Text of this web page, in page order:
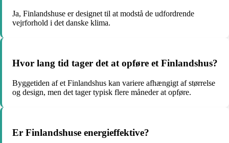
Ja, Finlandshuse er designet til at modstå de udfordrende
vejrforhold i det danske klima.
Hvor lang tid tager det at opføre et Finlandshus?
Byggetiden af et Finlandshus kan variere afhængigt af størrelse
og design, men det tager typisk flere måneder at opføre.
Er Finlandshuse energieffektive?